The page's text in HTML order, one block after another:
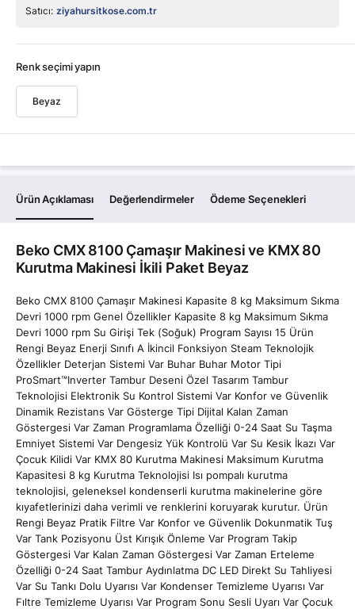
Satıcı: ziyahursitkose.com.tr
Renk seçimi yapın
Beyaz
Ürün Açıklaması Değerlendirmeler Ödeme Seçenekleri
Beko CMX 8100 Çamaşır Makinesi ve KMX 80
Kurutma Makinesi İkili Paket Beyaz
Beko CMX 8100 Çamaşır Makinesi Kapasite 8 kg Maksimum Sıkma
Devri 1000 rpm Genel Özellikler Kapasite 8 kg Maksimum Sıkma
Devri 1000 rpm Su Girişi Tek (Soğuk) Program Sayısı 15 Ürün
Rengi Beyaz Enerji Sınıfı A İkincil Fonksiyon Steam Teknolojik
Özellikler Deterjan Sistemi Var Buhar Buhar Motor Tipi
ProSmart™Inverter Tambur Deseni Özel Tasarım Tambur
Teknolojisi Elektronik Su Kontrol Sistemi Var Konfor ve Güvenlik
Dinamik Rezistans Var Gösterge Tipi Dijital Kalan Zaman
Göstergesi Var Zaman Programlama Özelliği 0-24 Saat Su Taşma
Emniyet Sistemi Var Dengesiz Yük Kontrolü Var Su Kesik İkazı Var
Çocuk Kilidi Var KMX 80 Kurutma Makinesi Maksimum Kurutma
Kapasitesi 8 kg Kurutma Teknolojisi Isı pompalı kurutma
teknolojisi, geleneksel kondenserli kurutma makinelerine göre
kıyafetlerinizi daha verimli ve renklerini koruyarak kurutur. Ürün
Rengi Beyaz Pratik Filtre Var Konfor ve Güvenlik Dokunmatik Tuş
Var Tank Pozisyonu Üst Kırışık Önleme Var Program Takip
Göstergesi Var Kalan Zaman Göstergesi Var Zaman Erteleme
Özelliği 0-24 Saat Tambur Aydınlatma DC LED Direkt Su Tahliyesi
Var Su Tankı Dolu Uyarısı Var Kondenser Temizleme Uyarısı Var
Fıltre Temizleme Uyarısı Var Program Sonu Sesli Uyarı Var Çocuk